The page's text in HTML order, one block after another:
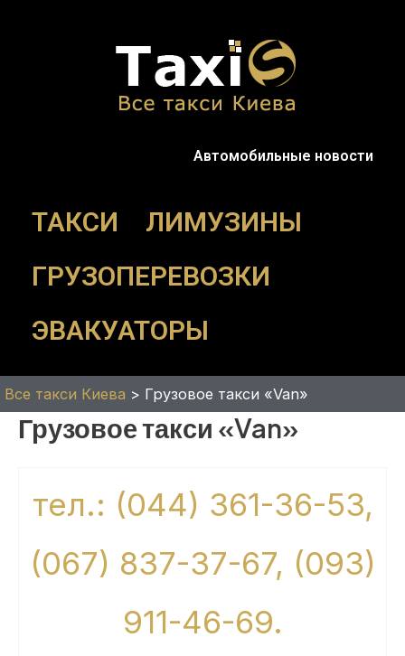
Автомобильные новости
ТАКСИ
ЛИМУЗИНЫ
ГРУЗОПЕРЕВОЗКИ
ЭВАКУАТОРЫ
Все такси Киева > Грузовое такси «Van»
Грузовое такси «Van»
тел.: (044) 361-36-53,
(067) 837-37-67, (093)
911-46-69.